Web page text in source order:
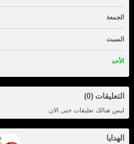
الجمعة
السبت
الأحد
التعليقات (0)
ليس هنالك تعليقات حتى الان
الهدايا